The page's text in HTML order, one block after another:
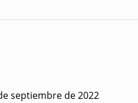
septiembre de 2022